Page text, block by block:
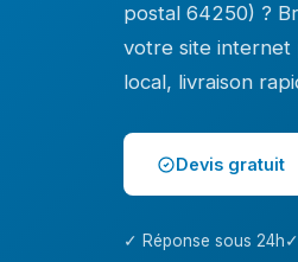
postal 64250) ?
votre site internet
local, livraison
Devis gratuit
✓ Réponse sous 24h